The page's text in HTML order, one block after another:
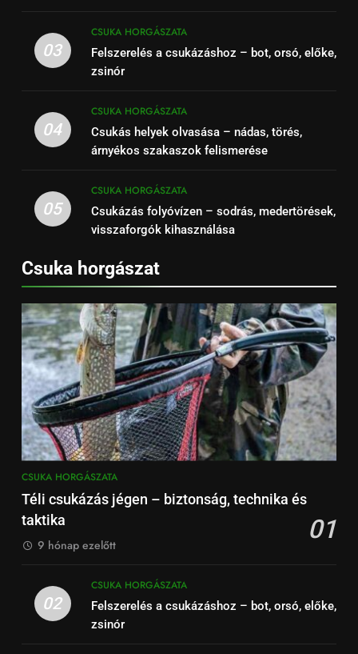
03
CSUKA HORGÁSZATA
Felszerelés a csukázáshoz – bot, orsó, előke,
zsinór
04
CSUKA HORGÁSZATA
Csukás helyek olvasása – nádas, törés,
árnyékos szakaszok felismerése
05
CSUKA HORGÁSZATA
Csukázás folyóvízen – sodrás, medertörések,
visszaforgók kihasználása
Csuka horgászat
CSUKA HORGÁSZATA
Téli csukázás jégen – biztonság, technika és
taktika
01
9 hónap ezelőtt
02
CSUKA HORGÁSZATA
Felszerelés a csukázáshoz – bot, orsó, előke,
zsinór